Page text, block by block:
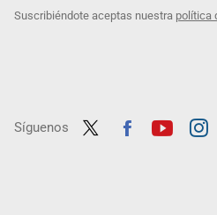
Suscribiéndote aceptas nuestra política
Síguenos